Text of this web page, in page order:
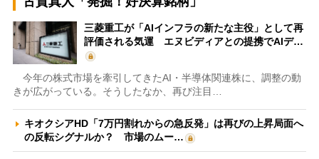
三菱重工が「AIインフラの新たな主役」として再
評価される気運 エヌビディアとの提携でAIデ…
今年の株式市場を牽引してきたAI・半導体関連株に、調整の動
きが広がっている。そうしたなか、再び注目…
キオクシアHD「7万円割れからの急反発」は再びの上昇局面へ
の反転シグナルか？ 市場のムー…